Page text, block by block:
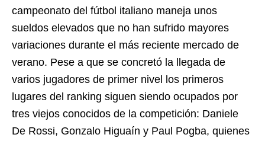
campeonato del fútbol italiano maneja unos
sueldos elevados que no han sufrido mayores
variaciones durante el más reciente mercado de
verano. Pese a que se concretó la llegada de
varios jugadores de primer nivel los primeros
lugares del ranking siguen siendo ocupados por
tres viejos conocidos de la competición: Daniele
De Rossi, Gonzalo Higuaín y Paul Pogba, quienes